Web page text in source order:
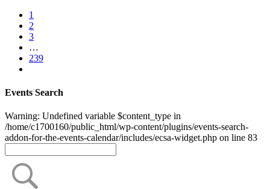
1
2
3
…
239
Events Search
Warning: Undefined variable $content_type in
/home/c1700160/public_html/wp-content/plugins/events-search-
addon-for-the-events-calendar/includes/ecsa-widget.php on line 83